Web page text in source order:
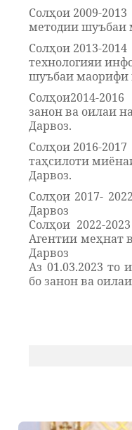
Солҳои 2009-
методии шуъбаи
Солҳои 2013-2014
технологияи
шуъбаи маорифи
Солҳои2014-
занон ва оилаи
Дарвоз.
Солҳои 2016-
таҳсилоти
Дарвоз.
Солҳои 2017- 2022
Дарвоз
Солҳои 2022-2023
Агентии меҳнат
Дарвоз
Аз 01.03.2023 то
бо занон ва